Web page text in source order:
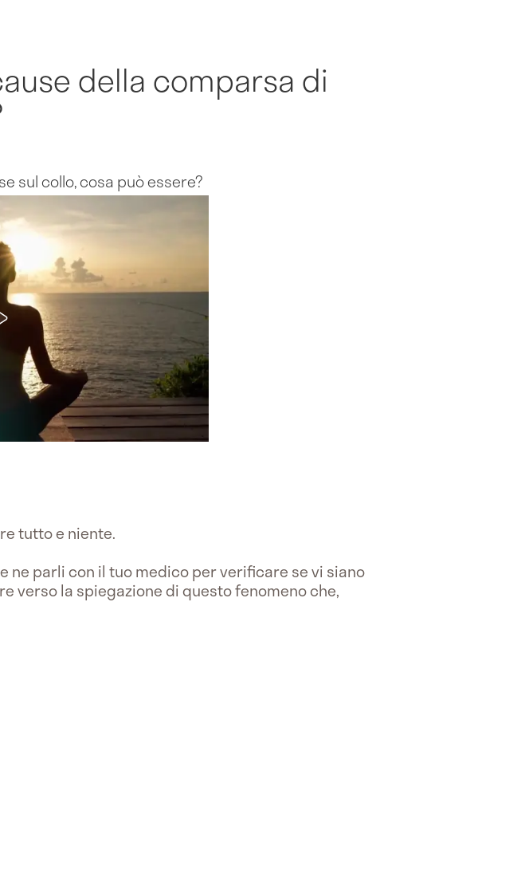
della comparsa di
sul collo, cosa può essere?
tutto e niente.
ne parli con il tuo medico per verificare se vi siano
verso la spiegazione di questo fenomeno che,